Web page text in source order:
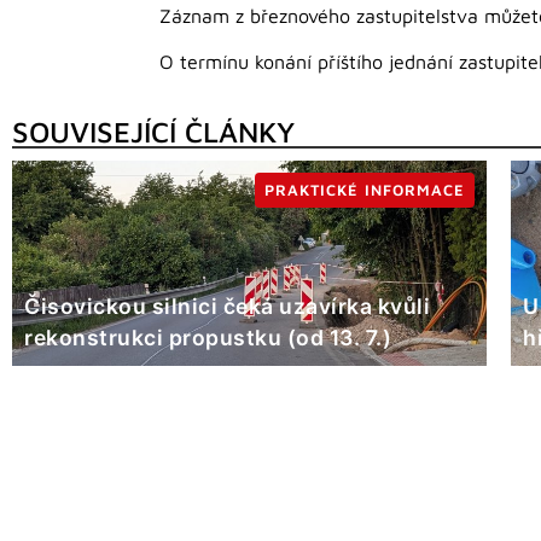
Záznam z březnového zastupitelstva
O termínu konání příštího jednání
SOUVISEJÍCÍ ČLÁNKY
Čisovickou silnici čeká uzavírka kvůli
rekonstrukci propustku (od 13. 7.)
PRAKTICKÉ INFORMACE